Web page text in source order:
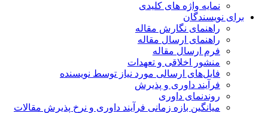
نمایه واژه های کلیدی
برای نویسندگان
راهنمای نگارش مقاله
راهنمای ارسال مقاله
فرم ارسال مقاله
منشور اخلاقی و تعهدات
فایل‌های ارسالی مورد نیاز توسط نویسنده
فرآیند داوری و پذیرش
روندنمای داوری
میانگین بازه زمانی فرآیند داوری و نرخ پذیرش مقالات